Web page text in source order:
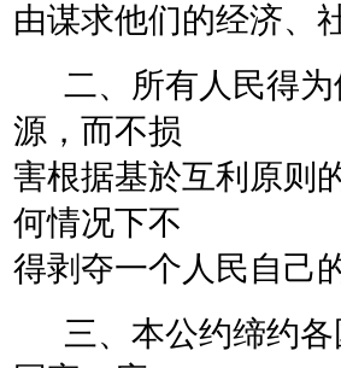
由谋求他们的经济、
二、所有人民得为
源，而不损
害根据基於互利原则
何情况下不
得剥夺一个人民自己
三、本公约缔约各